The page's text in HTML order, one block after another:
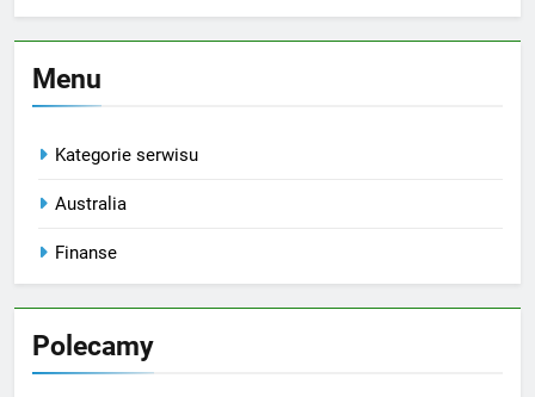
Menu
Kategorie serwisu
Australia
Finanse
Polecamy